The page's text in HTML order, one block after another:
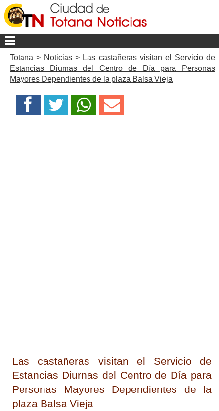
Totana > Noticias> Las castañeras visitan el Servicio de
Estancias Diurnas del Centro de Día para Personas
Mayores Dependientes de la plaza Balsa Vieja
Las castañeras visitan el Servicio de
Estancias Diurnas del Centro de Día para
Personas Mayores Dependientes de la
plaza Balsa Vieja